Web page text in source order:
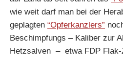
wie weit darf man bei der
geplagten “Opferkanzlers”
Beschimpfungs – Kaliber zur
Hetzsalven – etwa FDP